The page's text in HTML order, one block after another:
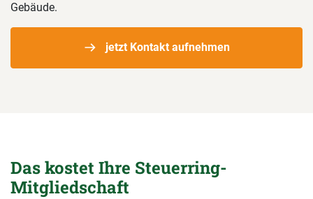
Gebäude.
jetzt Kontakt aufnehmen
Das kostet Ihre Steuerring-
Mitgliedschaft